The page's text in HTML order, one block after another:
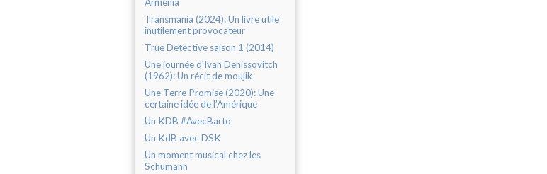
Transmania (2024): Un livre utile
inutilement provocateur
True Detective saison 1 (2014)
Une journée d'Ivan Denissovitch
(1962): Un récit de moujik
Une Terre Promise (2020): Une
certaine idée de l’Amérique
Un KDB #AvecBarto
Un KdB avec DSK
Un moment musical chez les
Schumann